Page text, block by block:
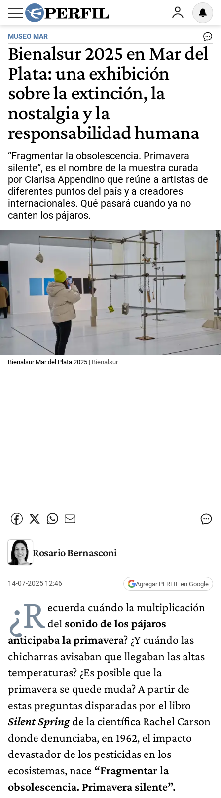
MUSEO MAR
Bienalsur 2025 en Mar del
Plata: una exhibición
sobre la extinción, la
nostalgia y la
responsabilidad humana
“Fragmentar la obsolescencia. Primavera
silente”, es el nombre de la muestra curada
por Clarisa Appendino que reúne a artistas de
diferentes puntos del país y a creadores
internacionales. Qué pasará cuando ya no
canten los pájaros.
Bienalsur Mar del Plata 2025 | Bienalsur
Rosario Bernasconi
14-07-2025 12:46 Agregar PERFIL en Google
¿Recuerda cuándo la multiplicación
del sonido de los pájaros
anticipaba la primavera? ¿Y cuándo las
chicharras avisaban que llegaban las altas
temperaturas? ¿Es posible que la
primavera se quede muda? A partir de
estas preguntas disparadas por el libro
Silent Springde la científica Rachel Carson
donde denunciaba, en 1962, el impacto
devastador de los pesticidas en los
ecosistemas, nace “Fragmentar la
obsolescencia. Primavera silente”.